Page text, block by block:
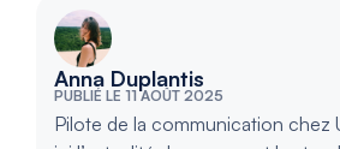
Anna Duplantis
PUBLIÉ LE 11 AOÛT 2025
Pilote de la communication chez